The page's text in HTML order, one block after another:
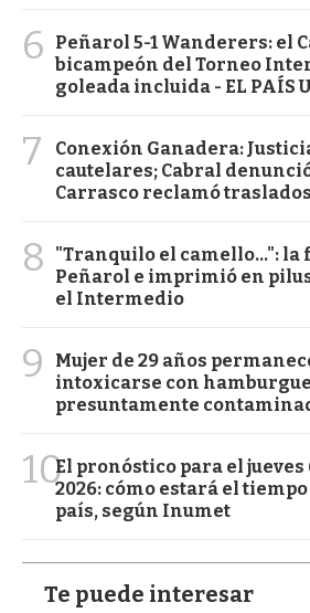
6
Peñarol 5-1 Wanderers: el
bicampeón del Torneo
goleada incluida - EL PAÍS
7
Conexión Ganadera:
cautelares; Cabral
Carrasco reclamó traslados
8
"Tranquilo el camello...": la
Peñarol e imprimió en
el Intermedio
9
Mujer de 29 años
intoxicarse con
presuntamente
10El pronóstico para el jueves
2026: cómo estará el
país, según Inumet
Te puede interesar